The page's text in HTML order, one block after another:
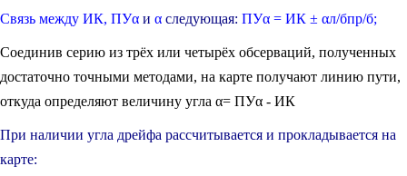
Связь между ИК, ПУα и α следующая: ПУα = ИК ± αл/бпр/б;
Соединив серию из трёх или четырёх обсерваций, полученных
достаточно точными методами, на карте получают линию пути,
откуда определяют величину угла α= ПУα - ИК
При наличии угла дрейфа рассчитывается и прокладывается на
карте: